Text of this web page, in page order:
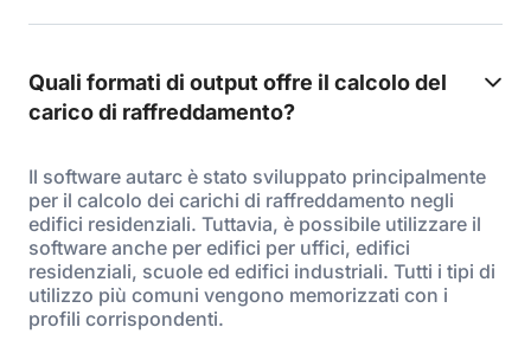
Quali formati di output offre il calcolo del
carico di raffreddamento?
Il software autarc è stato sviluppato principalmente
per il calcolo dei carichi di raffreddamento negli
edifici residenziali. Tuttavia, è possibile utilizzare il
software anche per edifici per uffici, edifici
residenziali, scuole ed edifici industriali. Tutti i tipi di
utilizzo più comuni vengono memorizzati con i
profili corrispondenti.